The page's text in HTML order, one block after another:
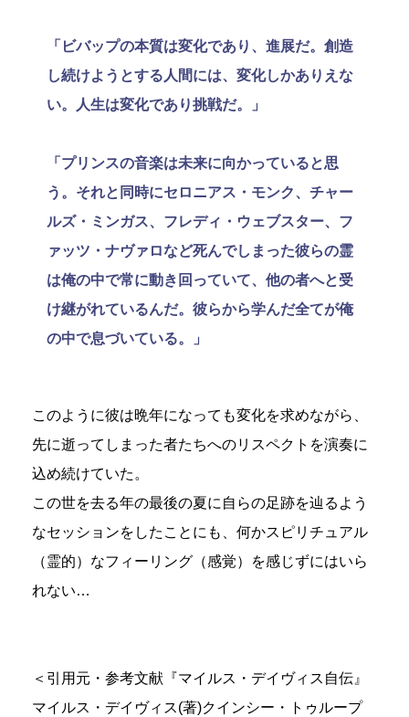
「ビバップの本質は変化であり、進展だ。創造
し続けようとする人間には、変化しかありえな
い。人生は変化であり挑戦だ。」
「プリンスの音楽は未来に向かっていると思
う。それと同時にセロニアス・モンク、チャー
ルズ・ミンガス、フレディ・ウェブスター、フ
ァッツ・ナヴァロなど死んでしまった彼らの霊
は俺の中で常に動き回っていて、他の者へと受
け継がれているんだ。彼らから学んだ全てが俺
の中で息づいている。」
このように彼は晩年になっても変化を求めながら、
先に逝ってしまった者たちへのリスペクトを演奏に
込め続けていた。
この世を去る年の最後の夏に自らの足跡を辿るよう
なセッションをしたことにも、何かスピリチュアル
（霊的）なフィーリング（感覚）を感じずにはいら
れない…
＜引用元・参考文献『マイルス・デイヴィス自伝』
マイルス・デイヴィス(著)クインシー・トゥループ